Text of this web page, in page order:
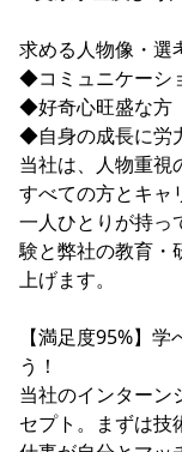
求める人物像・選
◆コミュニケーシ
◆好奇心旺盛な方
◆自身の成長に労
当社は、人物重視
すべての方とキャ
一人ひとりが持っ
験と弊社の教育・
上げます。
【満足度95%】
う！
当社のインター
セプト。まずは技